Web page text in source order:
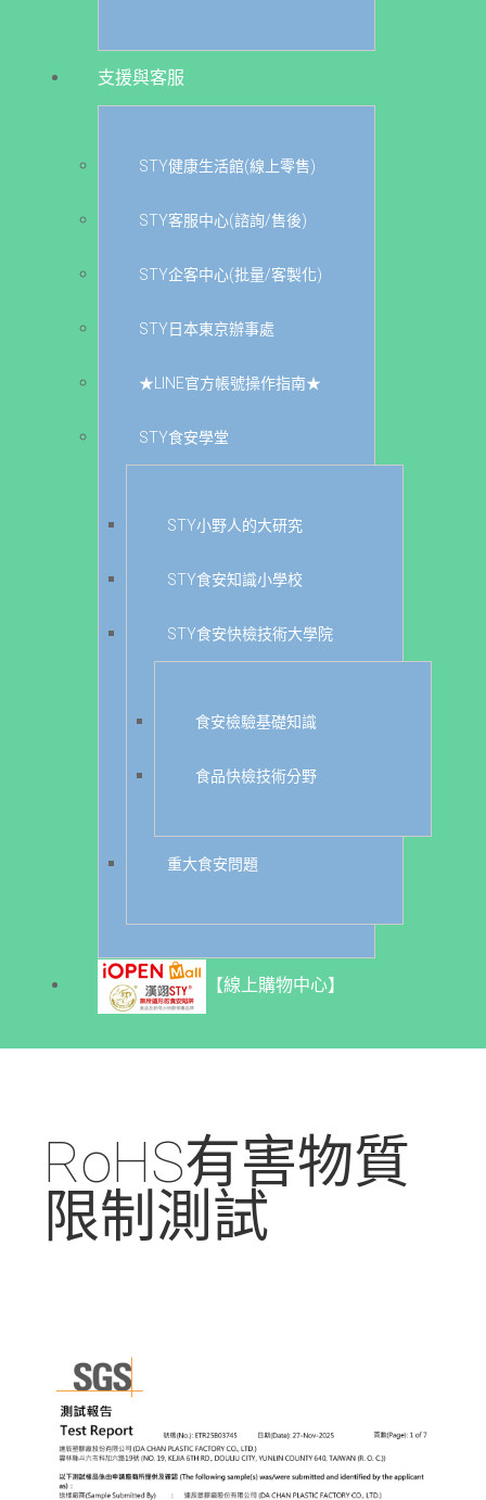
支援與客服
STY健康生活館(線上零售)
STY客服中心(諮詢/售後)
STY企客中心(批量/客製化)
STY日本東京辦事處
★LINE官方帳號操作指南★
STY食安學堂
STY小野人的大研究
STY食安知識小學校
STY食安快檢技術大學院
食安檢驗基礎知識
食品快檢技術分野
重大食安問題
【線上購物中心】
RoHS有害物質
限制測試